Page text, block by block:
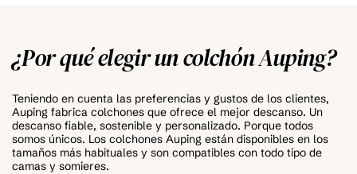
¿Por qué elegir un colchón Auping?
Teniendo en cuenta las preferencias y gustos de los clientes,
Auping fabrica colchones que ofrece el mejor descanso. Un
descanso fiable, sostenible y personalizado. Porque todos
somos únicos. Los colchones Auping están disponibles en los
tamaños más habituales y son compatibles con todo tipo de
camas y somieres.